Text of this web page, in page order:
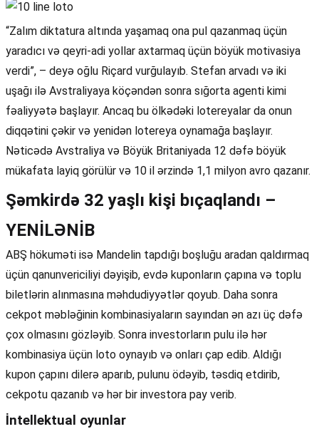
“Zalım diktatura altında yaşamaq ona pul qazanmaq üçün
yaradıcı və qeyri-adi yollar axtarmaq üçün böyük motivasiya
verdi”, – deyə oğlu Riçard vurğulayıb. Stefan arvadı və iki
uşağı ilə Avstraliyaya köçəndən sonra sığorta agenti kimi
fəaliyyətə başlayır. Ancaq bu ölkədəki lotereyalar da onun
diqqətini çəkir və yenidən lotereya oynamağa başlayır.
Nəticədə Avstraliya və Böyük Britaniyada 12 dəfə böyük
mükafata layiq görülür və 10 il ərzində 1,1 milyon avro qazanır.
Şəmkirdə 32 yaşlı kişi bıçaqlandı –
YENİLƏNİB
ABŞ hökuməti isə Mandelin tapdığı boşluğu aradan qaldırmaq
üçün qanunvericiliyi dəyişib, evdə kuponların çapına və toplu
biletlərin alınmasına məhdudiyyətlər qoyub. Daha sonra
cekpot məbləğinin kombinasiyaların sayından ən azı üç dəfə
çox olmasını gözləyib. Sonra investorların pulu ilə hər
kombinasiya üçün loto oynayıb və onları çap edib. Aldığı
kupon çapını dilerə aparıb, pulunu ödəyib, təsdiq etdirib,
cekpotu qazanıb və hər bir investora pay verib.
İntellektual oyunlar